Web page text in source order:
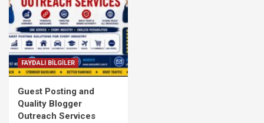
FAYDALI BİLGİLER
Guest Posting and
Quality Blogger
Outreach Services